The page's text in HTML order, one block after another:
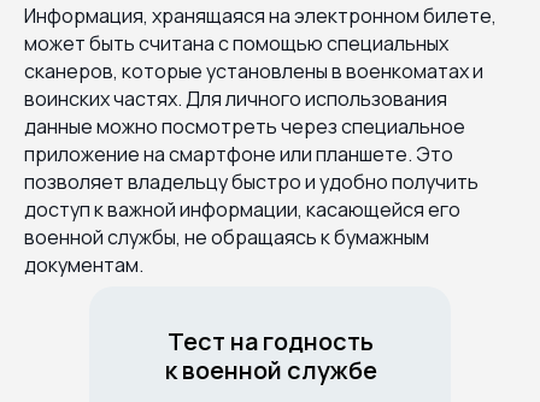
Информация, хранящаяся на электронном билете,
может быть считана с помощью специальных
сканеров, которые установлены в военкоматах и
воинских частях. Для личного использования
данные можно посмотреть через специальное
приложение на смартфоне или планшете. Это
позволяет владельцу быстро и удобно получить
доступ к важной информации, касающейся его
военной службы, не обращаясь к бумажным
документам.
Тест на годность
к военной службе